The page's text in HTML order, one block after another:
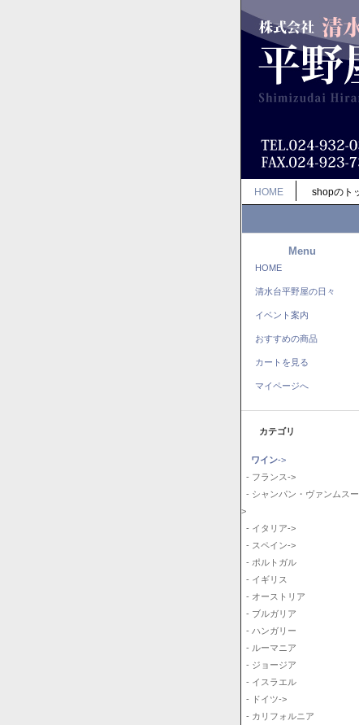
HOME shopのト
Menu
HOME
清水台平野屋の日々
イベント案内
おすすめの商品
カートを見る
マイページへ
カテゴリ
ワイン->
- フランス->
- シャンパン・ヴァンムス
>
- イタリア->
- スペイン->
- ポルトガル
- イギリス
- オーストリア
- ブルガリア
- ハンガリー
- ルーマニア
- ジョージア
- イスラエル
- ドイツ->
- カリフォルニア